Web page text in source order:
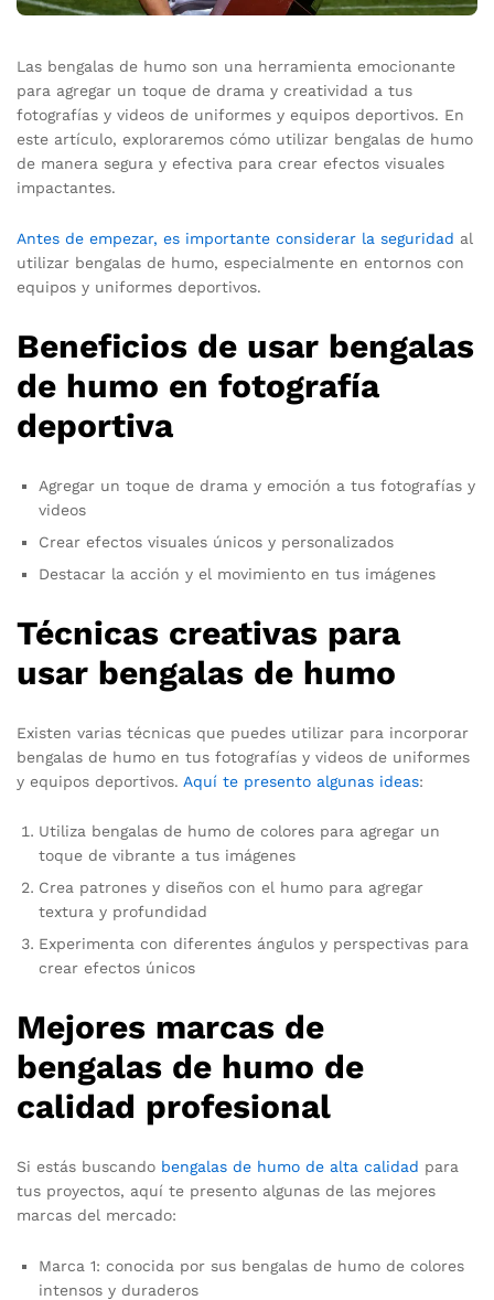
Las bengalas de humo son una herramienta emocionante
para agregar un toque de drama y creatividad a tus
fotografías y videos de uniformes y equipos deportivos. En
este artículo, exploraremos cómo utilizar bengalas de humo
de manera segura y efectiva para crear efectos visuales
impactantes.
Antes de empezar, es importante considerar la seguridad al
utilizar bengalas de humo, especialmente en entornos con
equipos y uniformes deportivos.
Beneficios de usar bengalas
de humo en fotografía
deportiva
Agregar un toque de drama y emoción a tus fotografías y
videos
Crear efectos visuales únicos y personalizados
Destacar la acción y el movimiento en tus imágenes
Técnicas creativas para
usar bengalas de humo
Existen varias técnicas que puedes utilizar para incorporar
bengalas de humo en tus fotografías y videos de uniformes
y equipos deportivos. Aquí te presento algunas ideas:
Utiliza bengalas de humo de colores para agregar un
toque de vibrante a tus imágenes
Crea patrones y diseños con el humo para agregar
textura y profundidad
Experimenta con diferentes ángulos y perspectivas para
crear efectos únicos
Mejores marcas de
bengalas de humo de
calidad profesional
Si estás buscando bengalas de humo de alta calidad para
tus proyectos, aquí te presento algunas de las mejores
marcas del mercado:
Marca 1: conocida por sus bengalas de humo de colores
intensos y duraderos